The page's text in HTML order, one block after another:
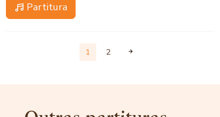
Partitura
1 2